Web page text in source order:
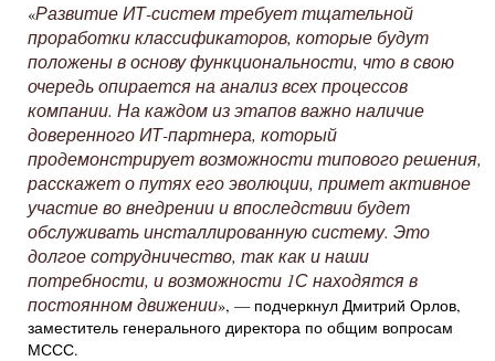
«Развитие ИТ-систем требует тщательной
проработки классификаторов, которые будут
положены в основу функциональности, что в свою
очередь опирается на анализ всех процессов
компании. На каждом из этапов важно наличие
доверенного ИТ-партнера, который
продемонстрирует возможности типового решения,
расскажет о путях его эволюции, примет активное
участие во внедрении и впоследствии будет
обслуживать инсталлированную систему. Это
долгое сотрудничество, так как и наши
потребности, и возможности 1С находятся в
постоянном движении», — подчеркнул Дмитрий Орлов,
заместитель генерального директора по общим вопросам
МССС.